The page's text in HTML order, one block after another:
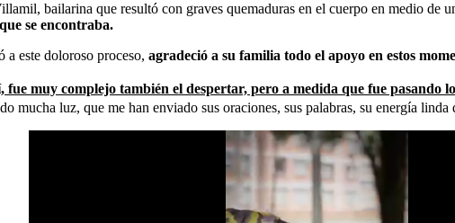
bailarina que resultó con graves quemaduras en el cuerpo en medio de
se encontraba.
este doloroso proceso, agradeció a su familia todo el apoyo en estos
muy complejo también el despertar, pero a medida que fue pasando
mucha luz, que me han enviado sus oraciones, sus palabras, su energía